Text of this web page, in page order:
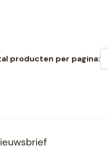
producten per pagina: